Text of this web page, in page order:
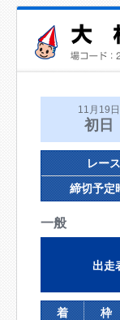
11月19日
初日
レース
締切予定
一般
出走
着 枠